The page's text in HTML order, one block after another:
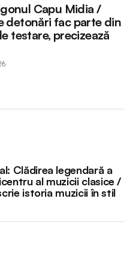
Capu Midia /
detonări fac parte din
testare, precizează
Clădirea legendară a
al muzicii clasice /
istoria muzicii în stil